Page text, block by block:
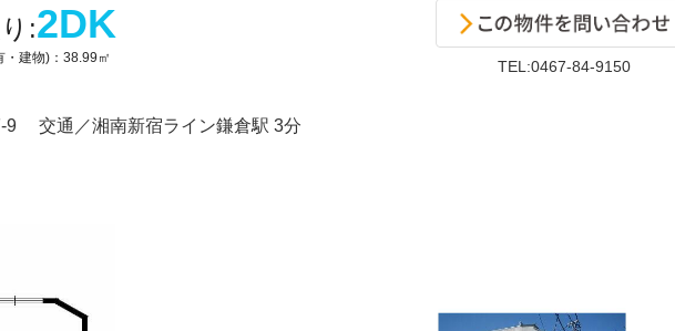
:2DK
・建物)：38.99㎡
9 交通／湘南新宿ライン鎌倉駅 3分
TEL:0467-84-9150